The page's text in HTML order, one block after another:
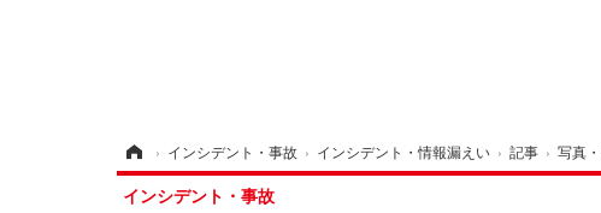
› インシデント・事故 › インシデント・情報漏えい › 記事 › 写真
インシデント・事故